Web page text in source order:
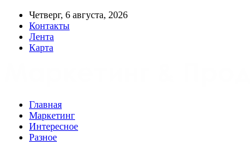
Четверг, 6 августа, 2026
Контакты
Лента
Карта
Главная
Маркетинг
Интересное
Разное